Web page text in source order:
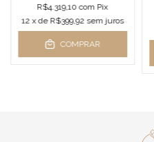
R$4.319,10com Pix
12 x de R$399,92 sem juros
COMPRAR